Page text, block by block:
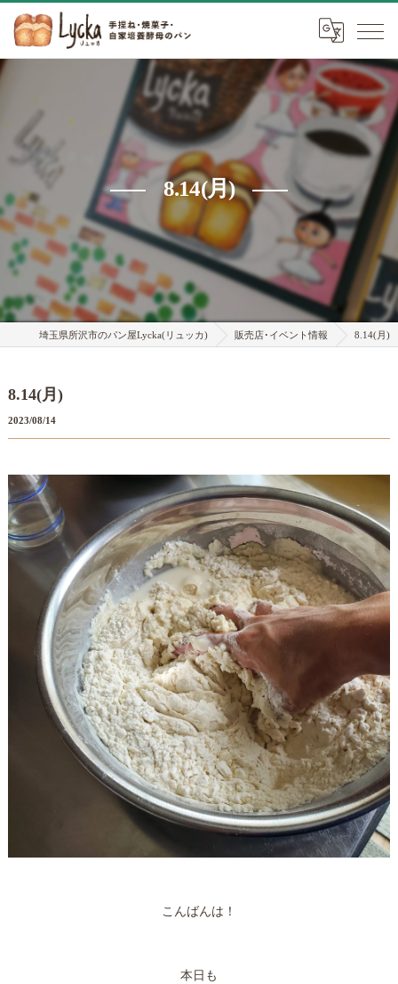
8.14(月)
埼玉県所沢市のパン屋Lycka(リュッカ) 販売店･イベント情報 8.14(月)
8.14(月)
2023/08/14
こんばんは！
本日も